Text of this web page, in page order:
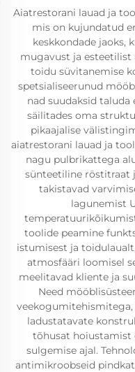
Aiatrestorani lauad ja
mis on kujundatud
keskkondade jaoks,
mugavust ja esteetilist
toidu süvitanemise
spetsialiseerunud
nad suudaksid
säilitades oma
pikaajalise
aiatrestorani lauad ja
nagu pulbrikattega
sünteetiline röstitraat
takistavad
lagunemist
toolide peamine
istumisest ja
atmosfääri loomisel
meelitavad kliente ja
Need
ladustatavate
tõhusat hoiustamist
sulgemise ajal.
antimikroobseid